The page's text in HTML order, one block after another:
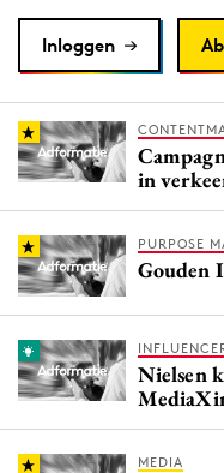
Reputatie & crisis
Inloggen
in
PURPOSE
Gouden
Nielsen
MEDIA